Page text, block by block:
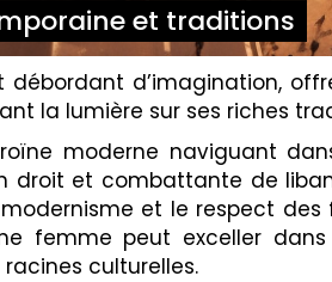
et traditions
d’imagination,
la lumière sur ses riches
moderne naviguant
droit et combattante de
et le respect des
femme peut exceller
culturelles.